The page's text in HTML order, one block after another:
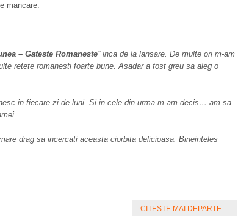
mancare.
– Gateste Romaneste” inca de la lansare. De multe ori m-am
retete romanesti foarte bune. Asadar a fost greu sa aleg o
in fiecare zi de luni. Si in cele din urma m-am decis….am sa
drag sa incercati aceasta ciorbita delicioasa. Bineinteles
CITESTE MAI DEPARTE ...